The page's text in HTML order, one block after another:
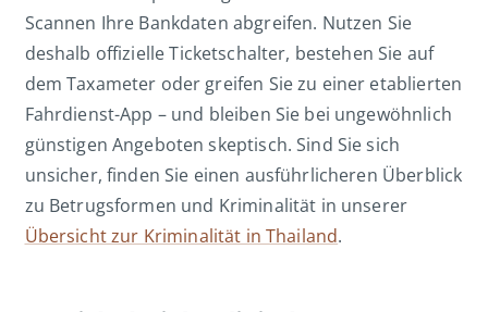
Scannen Ihre Bankdaten abgreifen. Nutzen Sie
deshalb offizielle Ticketschalter, bestehen Sie auf
dem Taxameter oder greifen Sie zu einer etablierten
Fahrdienst-App – und bleiben Sie bei ungewöhnlich
günstigen Angeboten skeptisch. Sind Sie sich
unsicher, finden Sie einen ausführlicheren Überblick
zu Betrugsformen und Kriminalität in unserer
Übersicht zur Kriminalität in Thailand.